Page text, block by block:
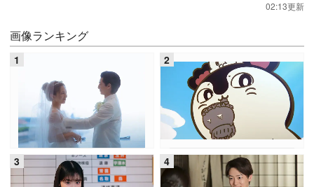
02:13更新
画像ランキング